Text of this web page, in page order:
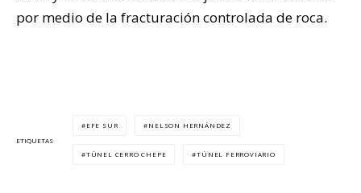
por medio de la fracturación controlada de roca.
ETIQUETAS
EFE SUR NELSON HERNÁNDEZ
TÚNEL CERRO CHEPE TÚNEL FERROVIARIO